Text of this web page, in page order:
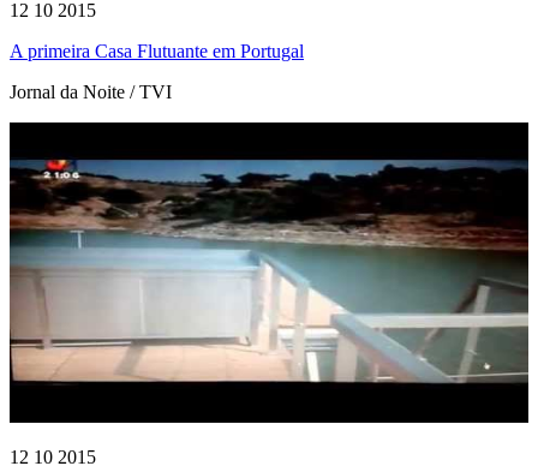
12 10 2015
A primeira Casa Flutuante em Portugal
Jornal da Noite / TVI
12 10 2015